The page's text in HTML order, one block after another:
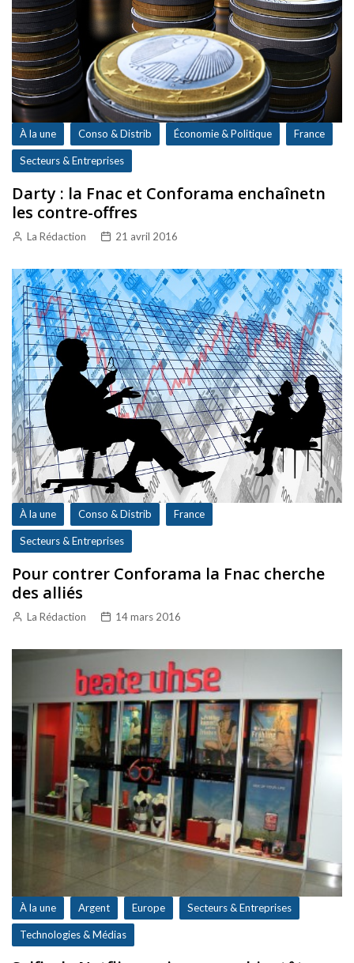
À la une Conso & Distrib Économie & Politique France
Secteurs & Entreprises
Darty : la Fnac et Conforama enchaînetn
les contre-offres
La Rédaction 21 avril 2016
À la une Conso & Distrib France
Secteurs & Entreprises
Pour contrer Conforama la Fnac cherche
des alliés
La Rédaction 14 mars 2016
À la une Argent Europe Secteurs & Entreprises
Technologies & Médias